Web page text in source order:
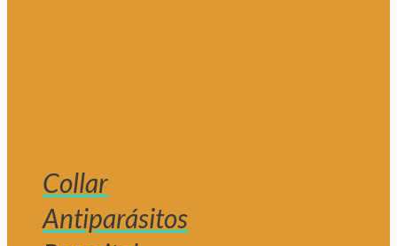
Collar
Antiparásitos